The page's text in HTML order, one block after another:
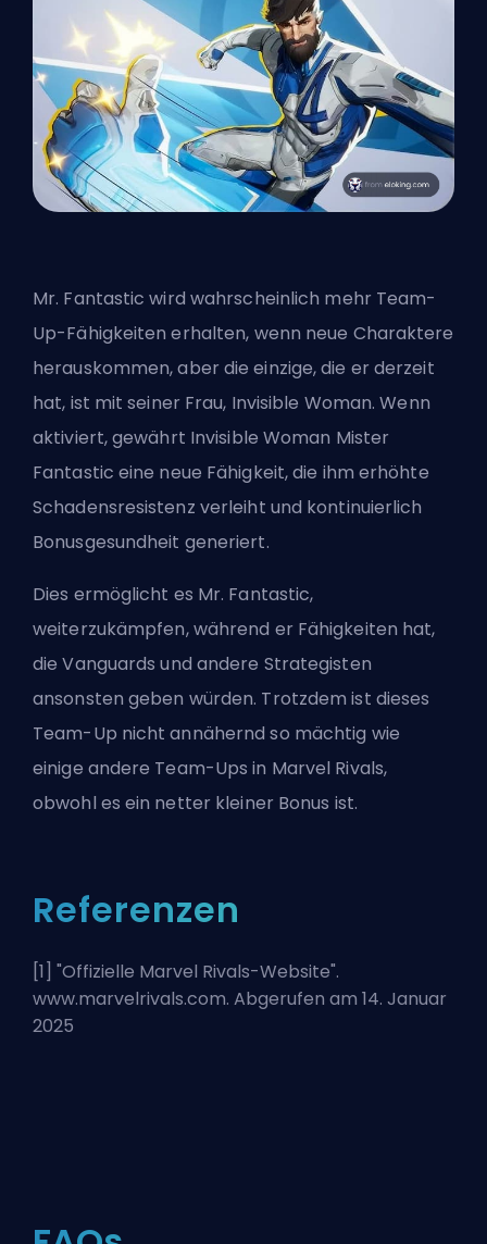
Mr. Fantastic wird wahrscheinlich mehr Team-
Up-Fähigkeiten erhalten, wenn neue Charaktere
herauskommen, aber die einzige, die er derzeit
hat, ist mit seiner Frau, Invisible Woman. Wenn
aktiviert, gewährt Invisible Woman Mister
Fantastic eine neue Fähigkeit, die ihm erhöhte
Schadensresistenz verleiht und kontinuierlich
Bonusgesundheit generiert.
Dies ermöglicht es Mr. Fantastic,
weiterzukämpfen, während er Fähigkeiten hat,
dieVanguardsund andere Strategisten
ansonsten geben würden. Trotzdem ist dieses
Team-Up nicht annähernd so mächtig wie
einige andere Team-Ups in Marvel Rivals,
obwohl es ein netter kleiner Bonus ist.
Referenzen
[1] "Offizielle Marvel Rivals-Website".
www.marvelrivals.com. Abgerufen am 14. Januar
2025